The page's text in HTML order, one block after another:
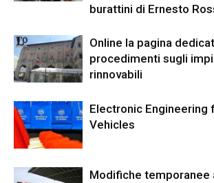
burattini di Ernesto
Online la pagina
procedimenti sugli
rinnovabili
Electronic Engineering
Vehicles
Modifiche temporanee